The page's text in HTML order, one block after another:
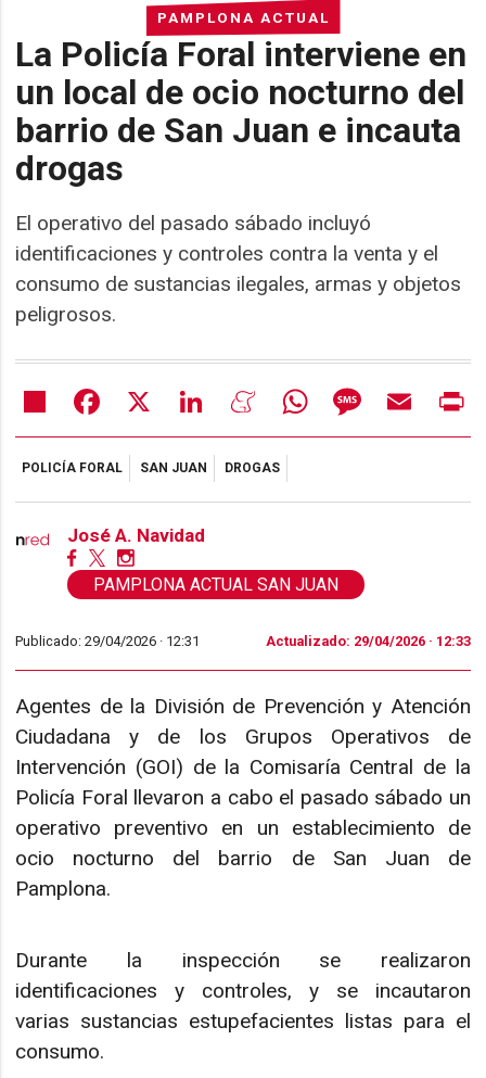
PAMPLONA ACTUAL
La Policía Foral interviene en
un local de ocio nocturno del
barrio de San Juan e incauta
drogas
El operativo del pasado sábado incluyó
identificaciones y controles contra la venta y el
consumo de sustancias ilegales, armas y objetos
peligrosos.
Share Facebook LinkedIn MeneameWhatsAppMessageEmail
POLICÍA FORAL SAN JUAN DROGAS
José A. Navidad
PAMPLONA ACTUAL SAN JUAN
Publicado: 29/04/2026 · 12:31 Actualizado: 29/04/2026 · 12:33
Agentes de la División de Prevención y Atención
Ciudadana y de los Grupos Operativos de
Intervención (GOI) de la Comisaría Central de la
Policía Foral llevaron a cabo el pasado sábado un
operativo preventivo en un establecimiento de
ocio nocturno del barrio de San Juan de
Pamplona.
Durante la inspección se realizaron
identificaciones y controles, y se incautaron
varias sustancias estupefacientes listas para el
consumo.